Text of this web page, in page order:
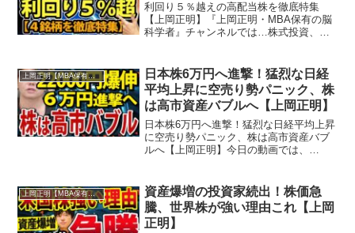
利回り５％越えの高配当株を徹底特集
【上岡正明】『上岡正明・MBA保有の脳
科学者』チャンネルでは…株式投資、経
ための番組。MBA保有の脳科学者で累計
55万部のベストセラー...
上岡正明【MBA保有の脳科学者】
日本株6万円へ進撃！猛烈な日経
平均上昇に空売り勢パニック、株
は高市資産バブルへ【上岡正明】
日本株6万円へ進撃！猛烈な日経平均上昇
に空売り勢パニック、株は高市資産バブ
ルへ【上岡正明】今日の動画では、
情勢）などについて、独自の視点で解説
しました。この動画では...
上岡正明【MBA保有の脳科学者】
資産爆増の投資家続出！株価急
騰、世界株が強い理由これ【上岡
正明】